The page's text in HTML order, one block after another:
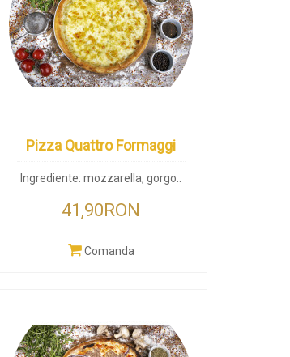
Pizza Quattro Formaggi
Ingrediente: mozzarella, gorgo..
41,90RON
Comanda